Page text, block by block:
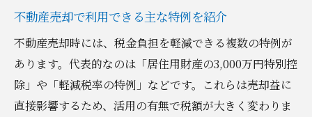
不動産売却で利用できる主な特例を紹介
不動産売却時には、税金負担を軽減できる複数の特例が
あります。代表的なのは「居住用財産の3,000万円特別控
除」や「軽減税率の特例」などです。これらは売却益に
直接影響するため、活用の有無で税額が大きく変わりま